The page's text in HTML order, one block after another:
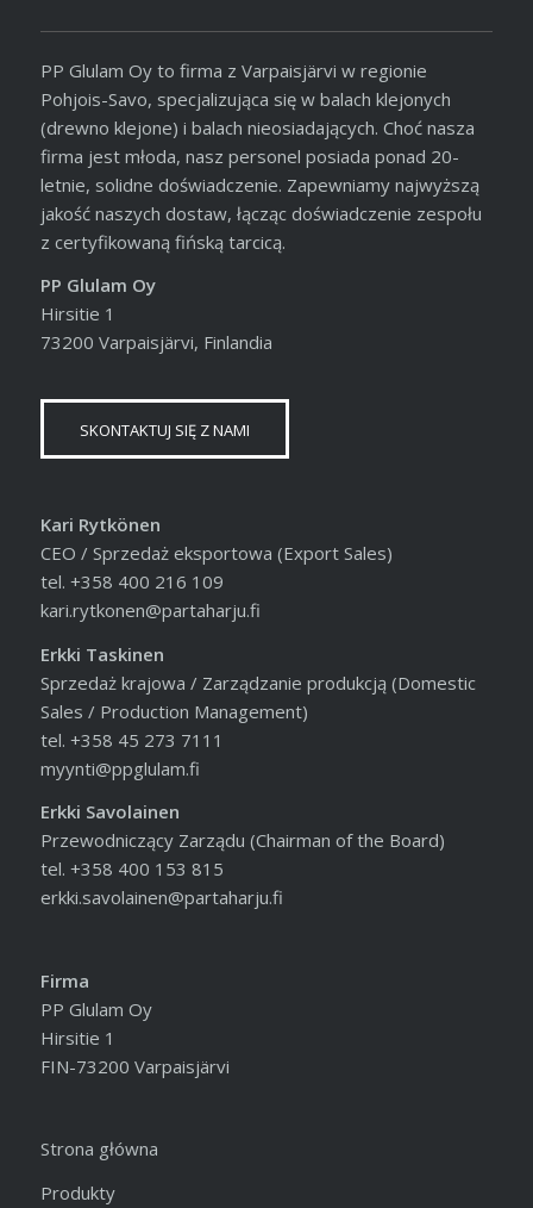
PP Glulam Oy to firma z Varpaisjärvi w regionie
Pohjois-Savo, specjalizująca się w balach klejonych
(drewno klejone) i balach nieosiadających. Choć nasza
firma jest młoda, nasz personel posiada ponad 20-
letnie, solidne doświadczenie. Zapewniamy najwyższą
jakość naszych dostaw, łącząc doświadczenie zespołu
z certyfikowaną fińską tarcicą.
PP Glulam Oy
Hirsitie 1
73200 Varpaisjärvi, Finlandia
SKONTAKTUJ SIĘ Z NAMI
Kari Rytkönen
CEO / Sprzedaż eksportowa (Export Sales)
tel. +358 400 216 109
kari.rytkonen@partaharju.fi
Erkki Taskinen
Sprzedaż krajowa / Zarządzanie produkcją (Domestic
Sales / Production Management)
tel. +358 45 273 7111
myynti@ppglulam.fi
Erkki Savolainen
Przewodniczący Zarządu (Chairman of the Board)
tel. +358 400 153 815
erkki.savolainen@partaharju.fi
Firma
PP Glulam Oy
Hirsitie 1
FIN-73200 Varpaisjärvi
Strona główna
Produkty